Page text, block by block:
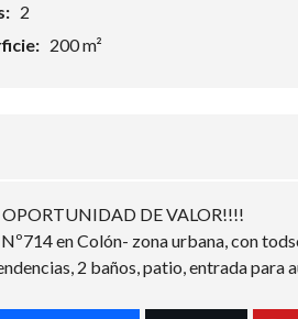
2
200 m²
OPORTUNIDAD DE VALOR!!!!
en Colón- zona urbana, con
2 baños, patio, entrada para